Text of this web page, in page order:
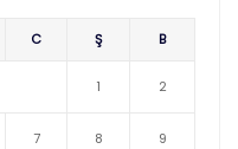
C Ş B
1 2
7 8 9